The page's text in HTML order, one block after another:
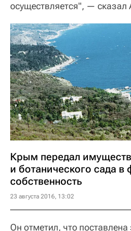
осуществляется", — сказал
Крым передал
и ботанического сада в
собственность
23 августа 2016, 13:02
Он отметил, что поставлена